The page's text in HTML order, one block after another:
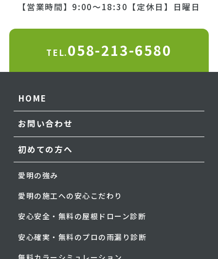
【営業時間】9:00～18:30 【定休日】日曜日
TEL.058-213-6580
HOME
お問い合わせ
初めての方へ
愛明の強み
愛明の施工への安心こだわり
安心安全・無料の屋根ドローン診断
安心確実・無料のプロの雨漏り診断